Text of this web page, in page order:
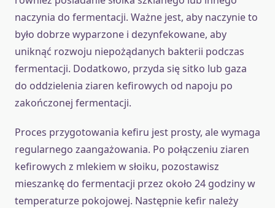
naczynia do fermentacji. Ważne jest, aby naczynie to
było dobrze wyparzone i dezynfekowane, aby
uniknąć rozwoju niepożądanych bakterii podczas
fermentacji. Dodatkowo, przyda się sitko lub gaza
do oddzielenia ziaren kefirowych od napoju po
zakończonej fermentacji.
Proces przygotowania kefiru jest prosty, ale wymaga
regularnego zaangażowania. Po połączeniu ziaren
kefirowych z mlekiem w słoiku, pozostawisz
mieszankę do fermentacji przez około 24 godziny w
temperaturze pokojowej. Następnie kefir należy